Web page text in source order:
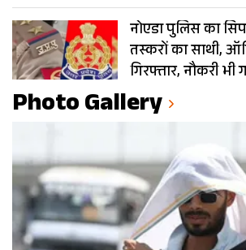
नोएडा पुलिस का
तस्करों का साथी,
गिरफ्तार, नौकरी भी
Photo Gallery